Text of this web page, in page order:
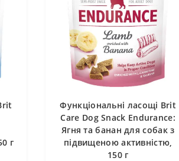
г
Функціональні ласощі Brit
Care Dog Snack Endurance:
Ягня та банан для собак з
підвищеною активністю,
150 г